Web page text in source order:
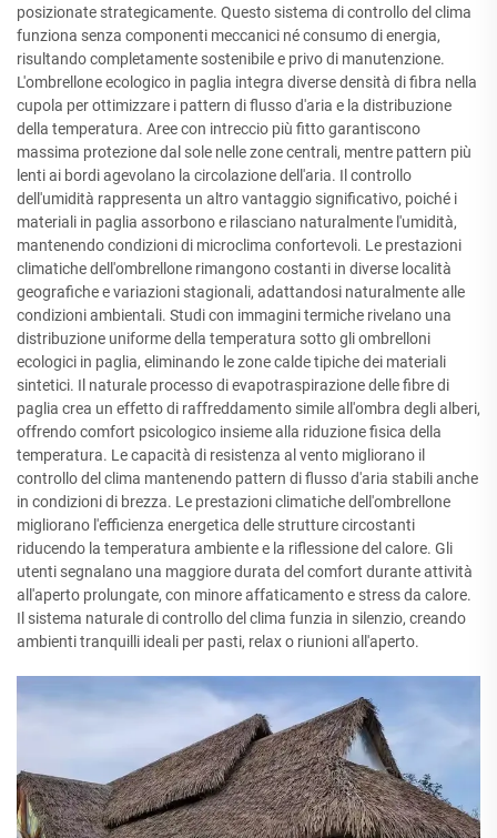
posizionate strategicamente. Questo sistema di controllo del clima
funziona senza componenti meccanici né consumo di energia,
risultando completamente sostenibile e privo di manutenzione.
L'ombrellone ecologico in paglia integra diverse densità di fibra nella
cupola per ottimizzare i pattern di flusso d'aria e la distribuzione
della temperatura. Aree con intreccio più fitto garantiscono
massima protezione dal sole nelle zone centrali, mentre pattern più
lenti ai bordi agevolano la circolazione dell'aria. Il controllo
dell'umidità rappresenta un altro vantaggio significativo, poiché i
materiali in paglia assorbono e rilasciano naturalmente l'umidità,
mantenendo condizioni di microclima confortevoli. Le prestazioni
climatiche dell'ombrellone rimangono costanti in diverse località
geografiche e variazioni stagionali, adattandosi naturalmente alle
condizioni ambientali. Studi con immagini termiche rivelano una
distribuzione uniforme della temperatura sotto gli ombrelloni
ecologici in paglia, eliminando le zone calde tipiche dei materiali
sintetici. Il naturale processo di evapotraspirazione delle fibre di
paglia crea un effetto di raffreddamento simile all'ombra degli alberi,
offrendo comfort psicologico insieme alla riduzione fisica della
temperatura. Le capacità di resistenza al vento migliorano il
controllo del clima mantenendo pattern di flusso d'aria stabili anche
in condizioni di brezza. Le prestazioni climatiche dell'ombrellone
migliorano l'efficienza energetica delle strutture circostanti
riducendo la temperatura ambiente e la riflessione del calore. Gli
utenti segnalano una maggiore durata del comfort durante attività
all'aperto prolungate, con minore affaticamento e stress da calore.
Il sistema naturale di controllo del clima funzia in silenzio, creando
ambienti tranquilli ideali per pasti, relax o riunioni all'aperto.